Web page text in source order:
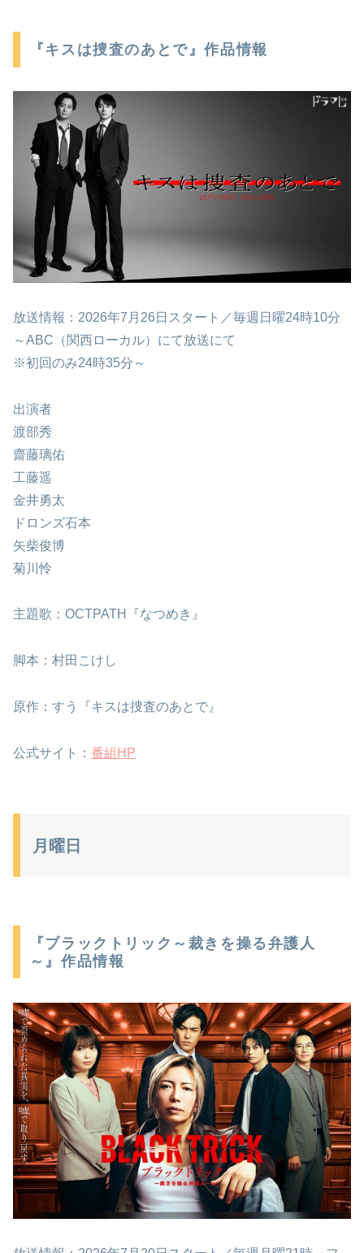
『キスは捜査のあとで』作品情報
放送情報：2026年7月26日スタート／毎週日曜24時10分
～ABC（関西ローカル）にて放送にて
※初回のみ24時35分～
出演者
渡部秀
齋藤璃佑
工藤遥
金井勇太
ドロンズ石本
矢柴俊博
菊川怜
主題歌：OCTPATH『なつめき』
脚本：村田こけし
原作：すう『キスは捜査のあとで』
公式サイト： 番組HP
月曜日
『ブラックトリック～裁きを操る弁護人
～』作品情報